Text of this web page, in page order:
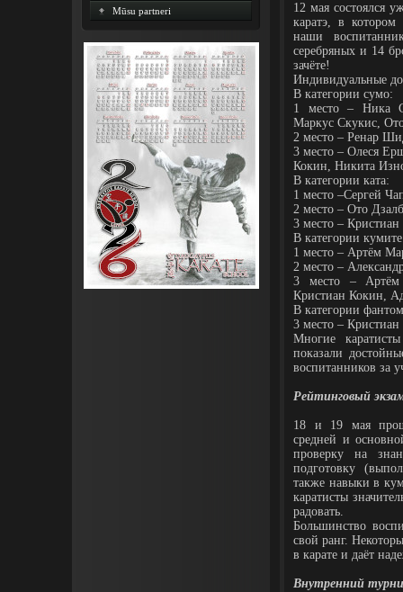
Mūsu partneri
12 мая состоялся
каратэ, в котором
наши
серебряных и 14
зачёте!
Индивидуальные
В категории сумо:
1 место – Ника
Маркус Скукис,
2 место – Ренар
3 место – Олеся
Кокин, Никита
В категории ката:
1 место –Сергей
2 место – Ото
3 место –
В категории
1 место – Артём
2 место –
3 место – Артём
Кристиан Кокин,
В категории
3 место –
Многие
показали
воспитанников за
Рейтинговый
18 и 19 мая
средней и
проверку на
подготовку
также навыки в
каратисты
радовать.
Большинство
свой ранг.
в карате и даёт
Внутренний